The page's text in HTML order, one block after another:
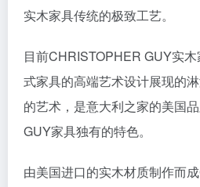
实木家具传统的极致工艺。
目前CHRISTOPHER GUY实
式家具的高端艺术设计展现的
的艺术，是意大利之家的美国
GUY家具独有的特色。
由美国进口的实木材质制作而